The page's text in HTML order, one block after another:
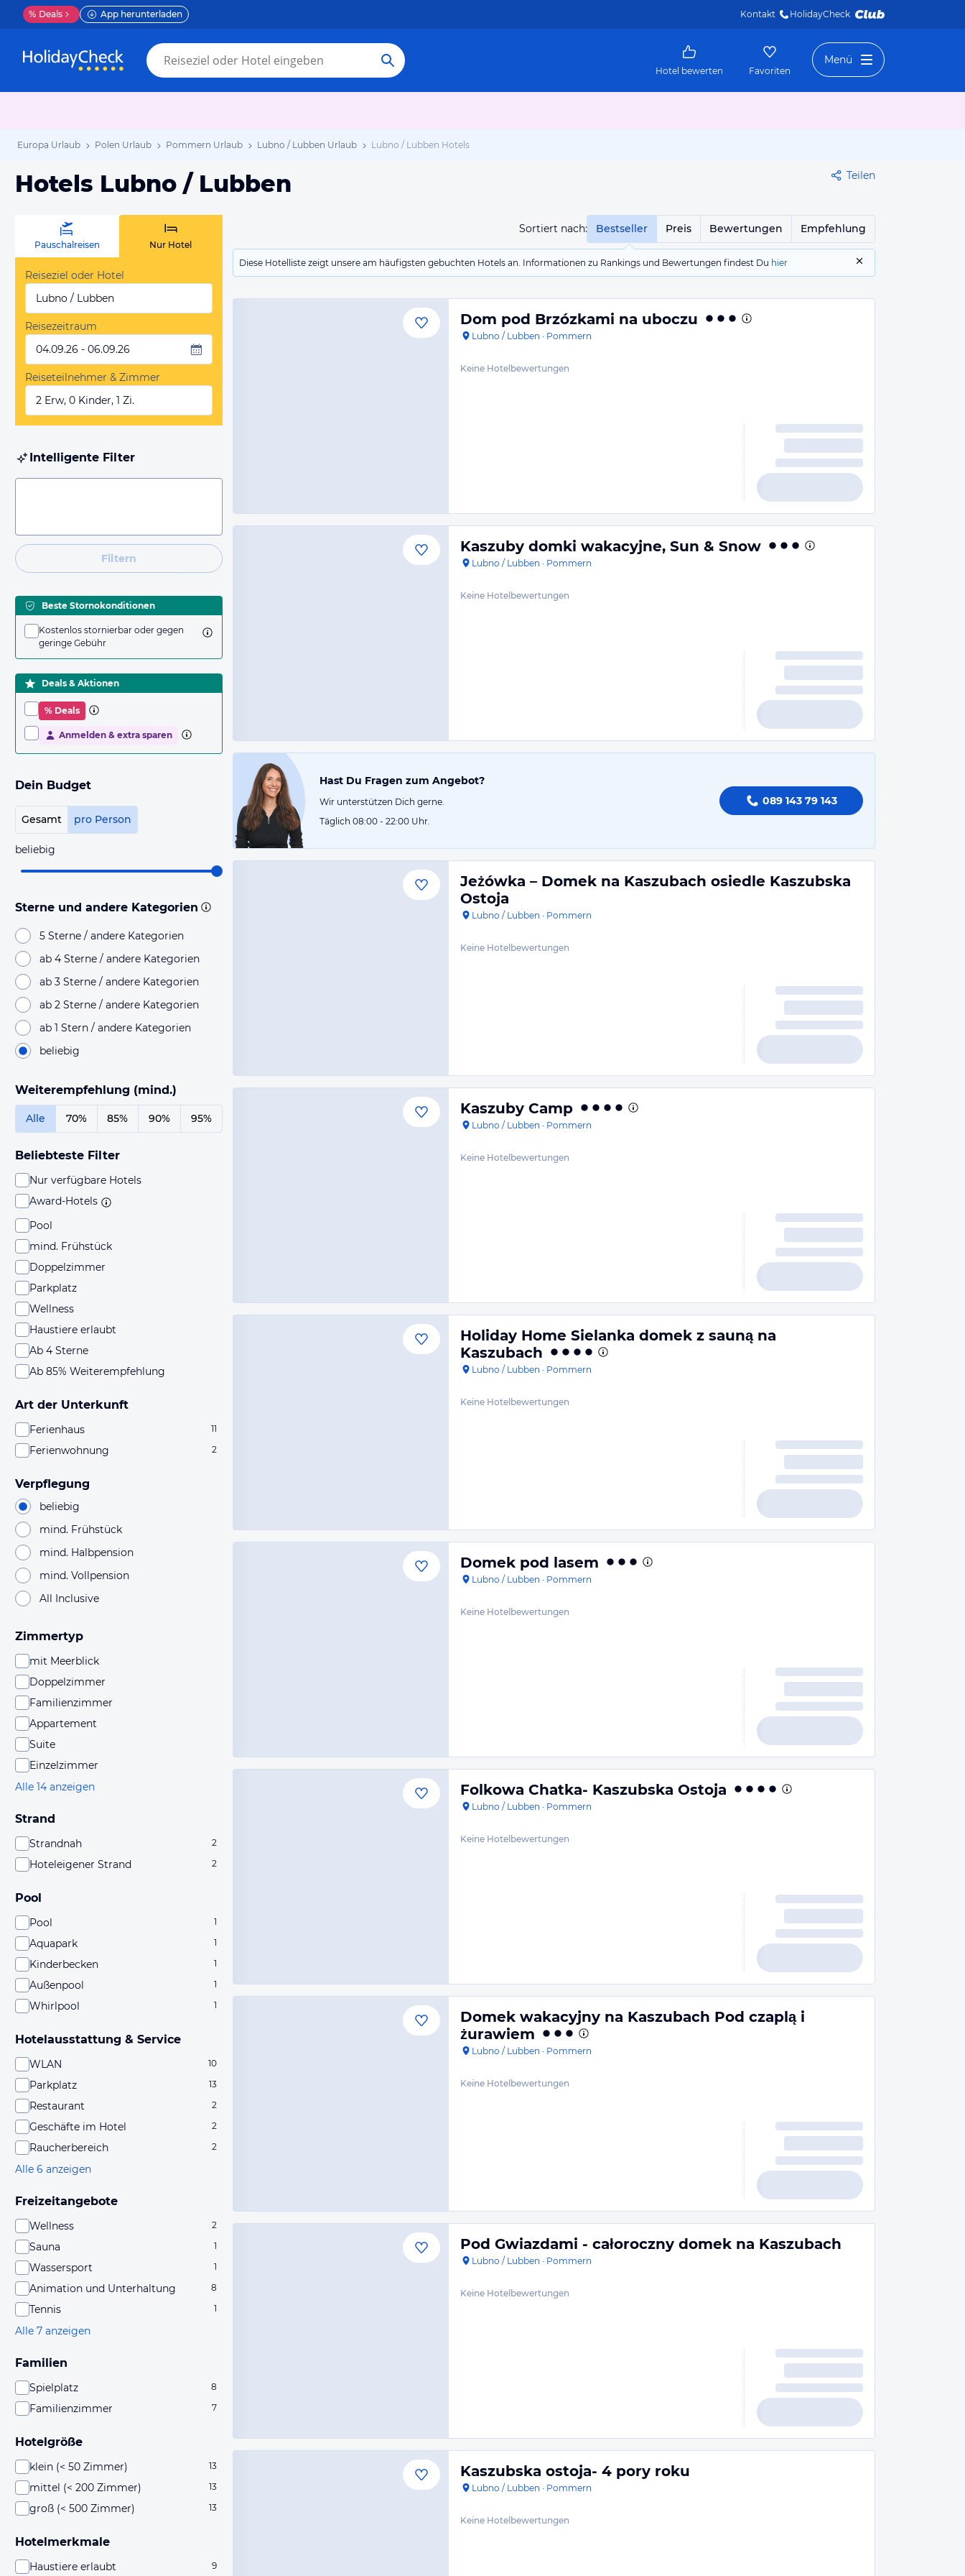
% Deals App herunterladen Kontakt HolidayCheck
Hotel bewerten Favoriten
Menü
Europa Urlaub Polen Urlaub Pommern Urlaub Lubno / Lubben Urlaub Lubno / Lubben Hotels
Hotels Lubno / Lubben Teilen
Sortiert nach: Bestseller Preis Bewertungen Empfehlung
Diese Hotelliste zeigt unsere am häufigsten gebuchten Hotels an. Informationen zu Rankings und Bewertungen findest Du hier
Pauschalreisen Nur Hotel
Reiseziel oder Hotel
Lubno / Lubben
Reisezeitraum
04.09.26 - 06.09.26
Reiseteilnehmer & Zimmer
2 Erw, 0 Kinder, 1 Zi.
Intelligente Filter
Filtern
Beste Stornokonditionen
Kostenlos stornierbar oder gegen
geringe Gebühr
Deals & Aktionen
% Deals
Anmelden & extra sparen
Dein Budget
Gesamt pro Person
beliebig
Sterne und andere Kategorien
5 Sterne / andere Kategorien
ab 4 Sterne / andere Kategorien
ab 3 Sterne / andere Kategorien
ab 2 Sterne / andere Kategorien
ab 1 Stern / andere Kategorien
beliebig
Weiterempfehlung (mind.)
Alle 70% 85% 90% 95%
Beliebteste Filter
Nur verfügbare Hotels
Award-Hotels
Pool
mind. Frühstück
Doppelzimmer
Parkplatz
Wellness
Haustiere erlaubt
Ab 4 Sterne
Ab 85% Weiterempfehlung
Art der Unterkunft
Ferienhaus 11
Ferienwohnung 2
Verpflegung
beliebig
mind. Frühstück
mind. Halbpension
mind. Vollpension
All Inclusive
Zimmertyp
mit Meerblick
Doppelzimmer
Familienzimmer
Appartement
Suite
Einzelzimmer
Alle 14 anzeigen
Strand
Strandnah 2
Hoteleigener Strand 2
Pool
Pool 1
Aquapark 1
Kinderbecken 1
Außenpool 1
Whirlpool 1
Hotelausstattung & Service
WLAN 10
Parkplatz 13
Restaurant 2
Geschäfte im Hotel 2
Raucherbereich 2
Alle 6 anzeigen
Freizeitangebote
Wellness 2
Sauna 1
Wassersport 1
Animation und Unterhaltung 8
Tennis 1
Alle 7 anzeigen
Familien
Spielplatz 8
Familienzimmer 7
Hotelgröße
klein (< 50 Zimmer) 13
mittel (< 200 Zimmer) 13
groß (< 500 Zimmer) 13
Hotelmerkmale
Haustiere erlaubt 9
Dom pod Brzózkami na uboczu
Lubno / Lubben · Pommern
Keine Hotelbewertungen
Kaszuby domki wakacyjne, Sun & Snow
Lubno / Lubben · Pommern
Keine Hotelbewertungen
Hast Du Fragen zum Angebot?
Wir unterstützen Dich gerne.
Täglich 08:00 - 22:00 Uhr.
089 143 79 143
Jeżówka – Domek na Kaszubach osiedle Kaszubska
Ostoja
Lubno / Lubben · Pommern
Keine Hotelbewertungen
Kaszuby Camp
Lubno / Lubben · Pommern
Keine Hotelbewertungen
Holiday Home Sielanka domek z sauną na
Kaszubach
Lubno / Lubben · Pommern
Keine Hotelbewertungen
Domek pod lasem
Lubno / Lubben · Pommern
Keine Hotelbewertungen
Folkowa Chatka- Kaszubska Ostoja
Lubno / Lubben · Pommern
Keine Hotelbewertungen
Domek wakacyjny na Kaszubach Pod czaplą i
żurawiem
Lubno / Lubben · Pommern
Keine Hotelbewertungen
Pod Gwiazdami - całoroczny domek na Kaszubach
Lubno / Lubben · Pommern
Keine Hotelbewertungen
Kaszubska ostoja- 4 pory roku
Lubno / Lubben · Pommern
Keine Hotelbewertungen